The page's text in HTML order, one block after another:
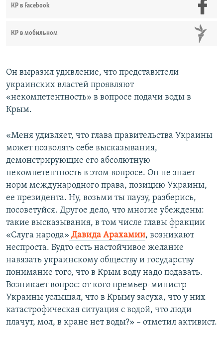
КР в Facebook
КР в мобильном
Он выразил удивление, что представители
украинских властей проявляют
«некомпетентность» в вопросе подачи воды в
Крым.
«Меня удивляет, что глава правительства Украины
может позволять себе высказывания,
демонстрирующие его абсолютную
некомпетентность в этом вопросе. Он не знает
норм международного права, позицию Украины,
ее президента. Ну, возьми ты паузу, разберись,
посоветуйся. Другое дело, что многие убеждены:
такие высказывания, в том числе главы фракции
«Слуга народа» Давида Арахамии, возникают
неспроста. Будто есть настойчивое желание
навязать украинскому обществу и государству
понимание того, что в Крым воду надо подавать.
Возникает вопрос: от кого премьер-министр
Украины услышал, что в Крыму засуха, что у них
катастрофическая ситуация с водой, что люди
плачут, мол, в кране нет воды?» – отметил активист.